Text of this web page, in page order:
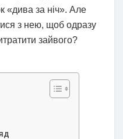
«дива за ніч». Але
з нею, щоб одразу
зайвого?